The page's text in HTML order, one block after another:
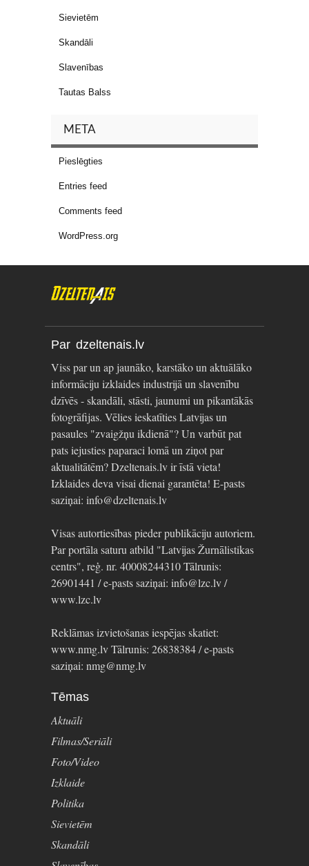
Sievietēm
Skandāli
Slavenības
Tautas Balss
META
Pieslēgties
Entries feed
Comments feed
WordPress.org
Par dzeltenais.lv
Viss par un ap jaunāko, karstāko un aktuālāko
informāciju izklaides industrijā un slavenību
dzīvēs - skandāli, stāsti, jaunumi un pikantākās
fotogrāfijas. Vēlies ieskatīties Latvijas un
pasaules "zvaigžņu ikdienā"? Un varbūt pat
pats iejusties paparaci lomā un ziņot par
aktualitātēm? Dzeltenais.lv ir īstā vieta!
Izklaides deva visai dienai garantēta! E-pasts
saziņai: info@dzeltenais.lv
Visas autortiesības pieder publikāciju autoriem.
Par portāla saturu atbild "Latvijas Žurnālistikas
centrs", reģ. nr. 40008244310 Tālrunis:
26901441 / e-pasts saziņai: info@lzc.lv /
www.lzc.lv
Reklāmas izvietošanas iespējas skatiet:
www.nmg.lv Tālrunis: 26838384 / e-pasts
saziņai: nmg@nmg.lv
Tēmas
Aktuāli
Filmas/Seriāli
Foto/Video
Izklaide
Politika
Sievietēm
Skandāli